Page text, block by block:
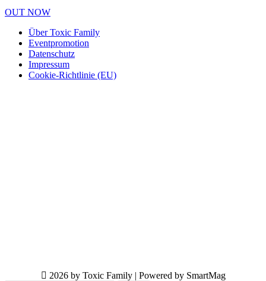
OUT NOW
Über Toxic Family
Eventpromotion
Datenschutz
Impressum
Cookie-Richtlinie (EU)
2026 by Toxic Family | Powered by SmartMag